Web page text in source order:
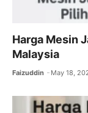
Harga Mesin
Malaysia
Faizuddin May 18,